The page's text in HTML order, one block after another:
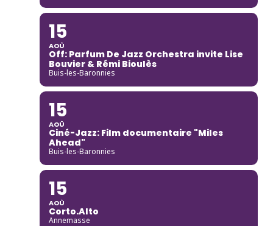
15
AOÛ
Off: Parfum De Jazz Orchestra invite Lise
Bouvier & Rémi Bioulès
Buis-les-Baronnies
15
AOÛ
Ciné-Jazz: Film documentaire "Miles
Ahead"
Buis-les-Baronnies
15
AOÛ
Corto.Alto
Annemasse